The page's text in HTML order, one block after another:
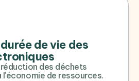
de vie des
des déchets
de ressources.